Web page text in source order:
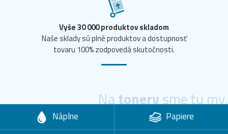
Vyše 30 000 produktov skladom
Naše sklady sú plné produktov a dostupnosť
tovaru 100% zodpovedá skutočnosti.
Natonerysme tu my.
Náplne
Papiere